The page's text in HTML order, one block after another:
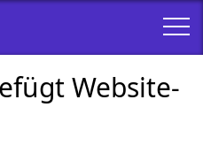
Website-